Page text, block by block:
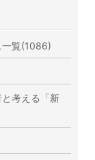
一覧(1086)
考える「新